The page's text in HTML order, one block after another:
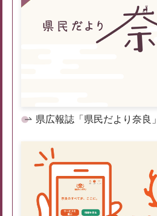
県広報誌「県民だより奈良」